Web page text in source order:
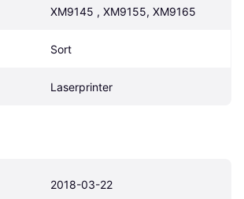
XM9145 , XM9155, XM9165
Sort
Laserprinter
2018-03-22